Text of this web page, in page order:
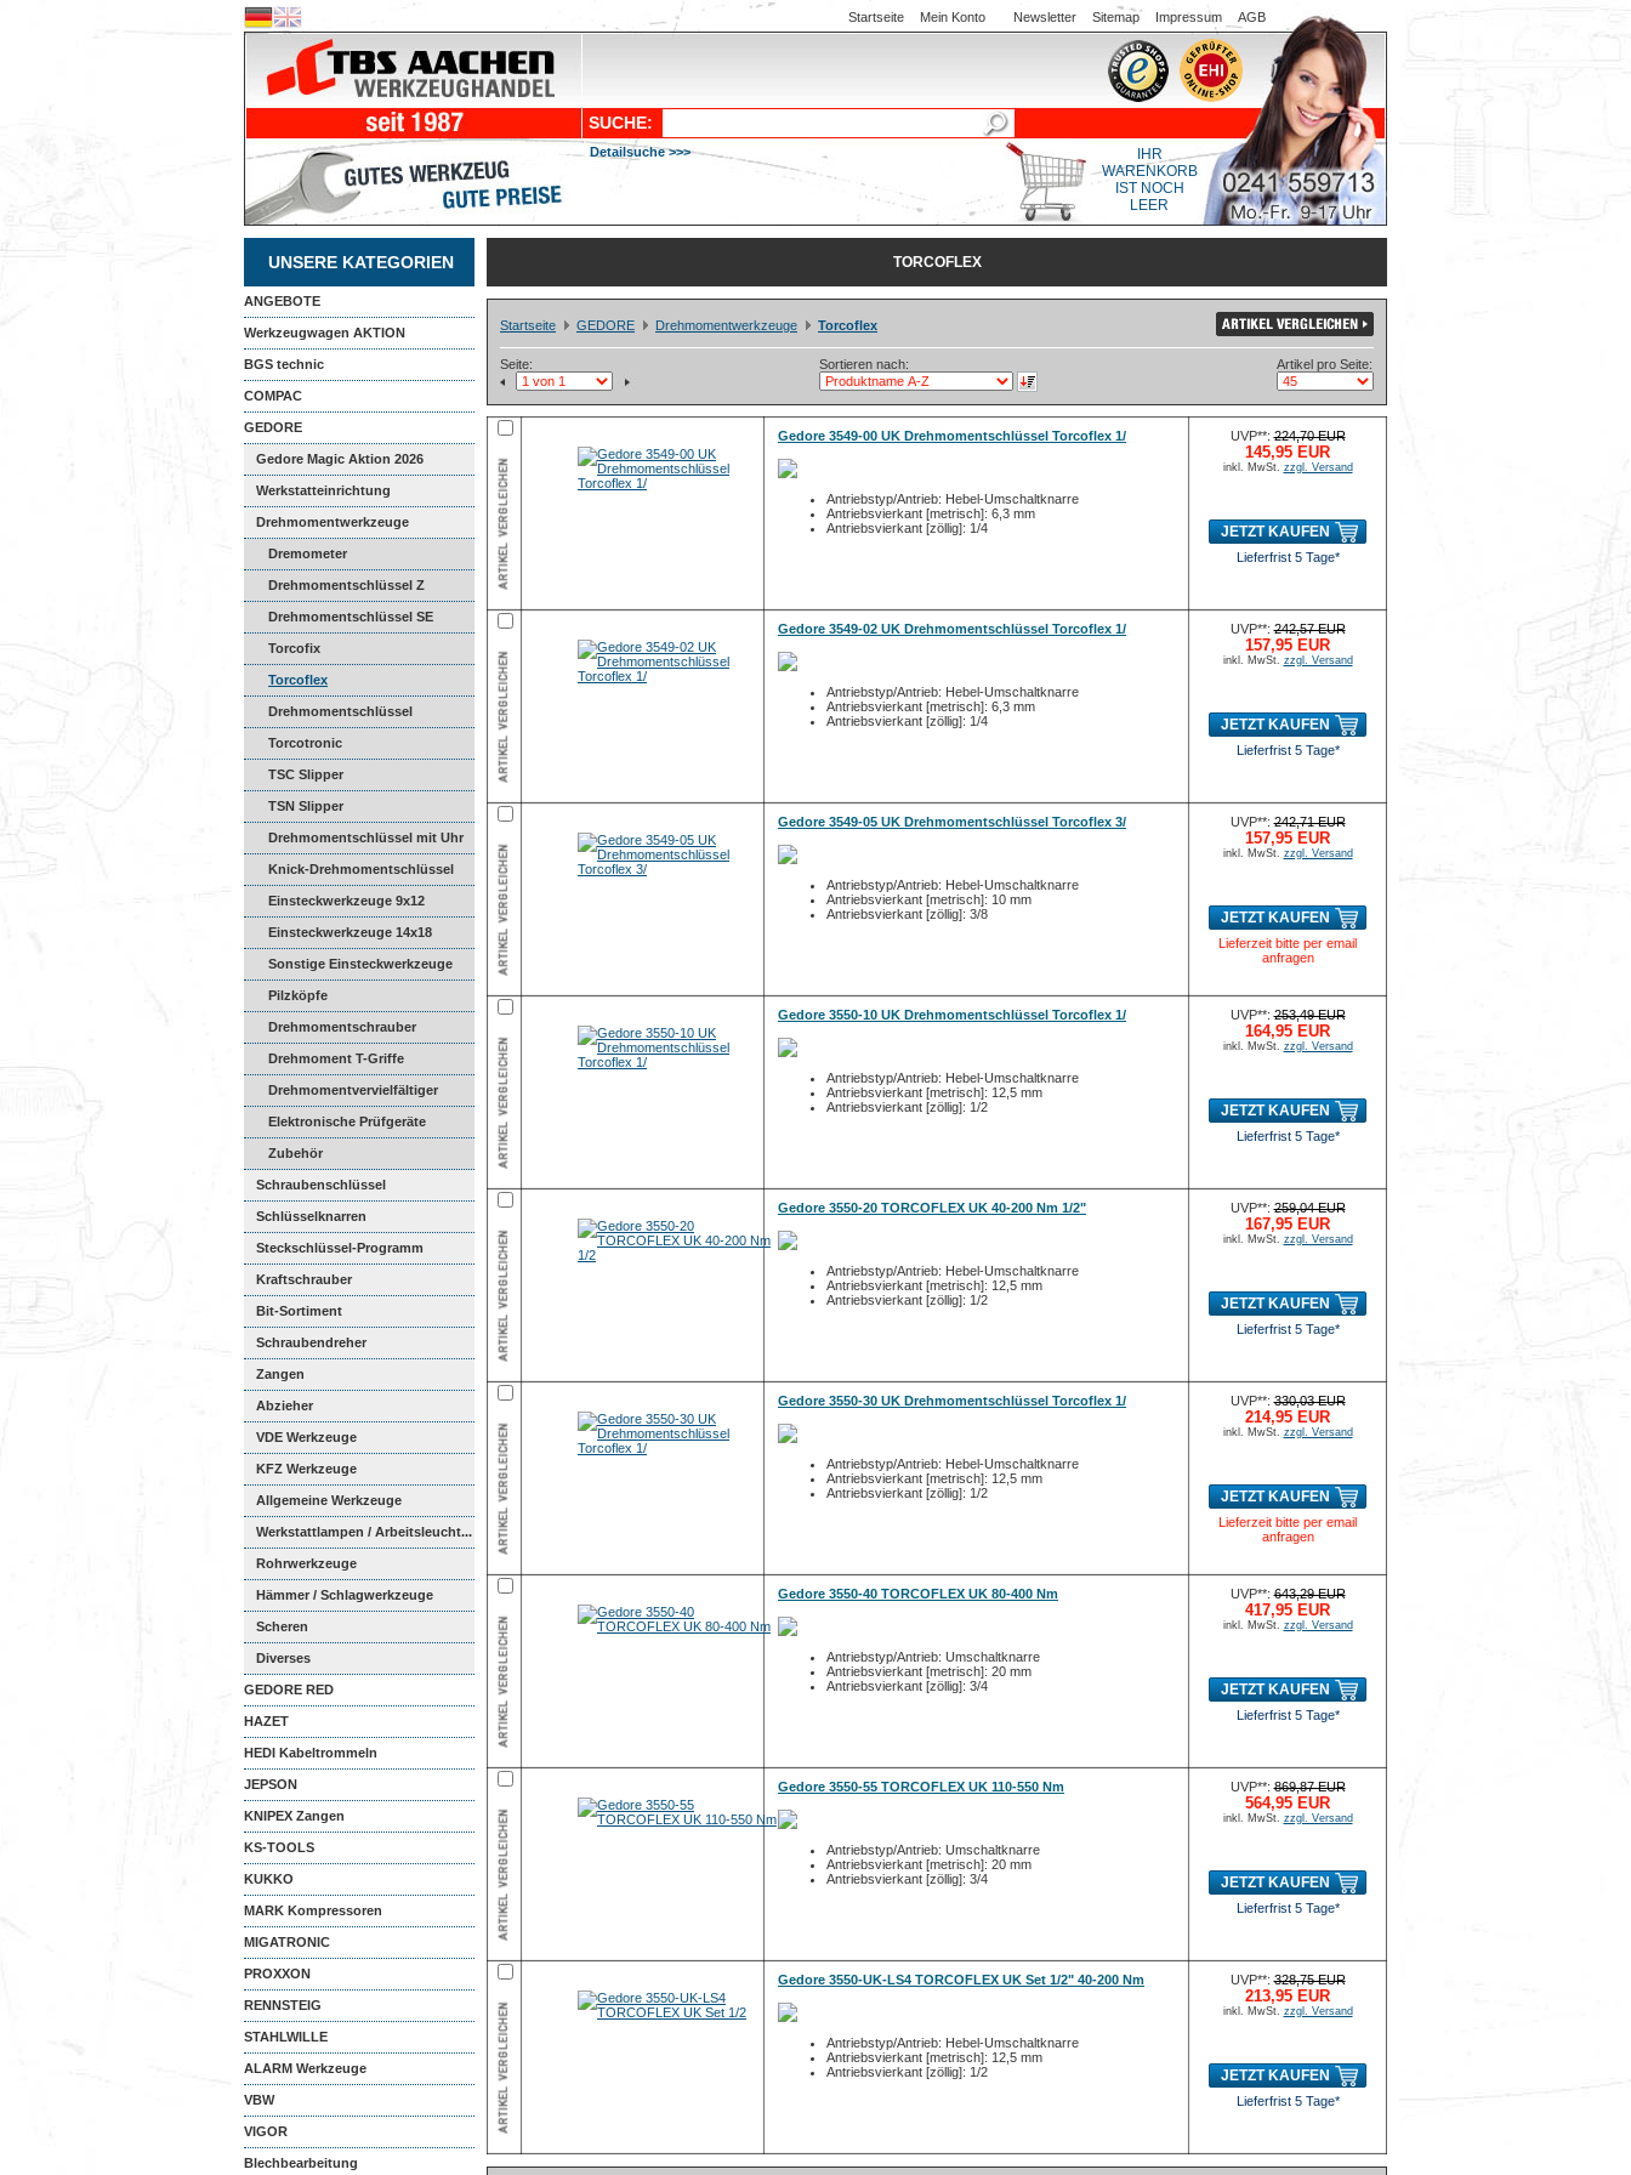
Startseite Mein Konto Newsletter Sitemap Impressum AGB
SUCHE:
Detailsuche >>>
IHR
WARENKORB
IST NOCH
LEER
UNSERE KATEGORIEN
ANGEBOTE
Werkzeugwagen AKTION
BGS technic
COMPAC
GEDORE
Gedore Magic Aktion 2026
Werkstatteinrichtung
Drehmomentwerkzeuge
Dremometer
Drehmomentschlüssel Z
Drehmomentschlüssel SE
Torcofix
Torcoflex
Drehmomentschlüssel
DREMASTER
Torcotronic
TSC Slipper
TSN Slipper
Drehmomentschlüssel mit Uhr
Knick-Drehmomentschlüssel
Einsteckwerkzeuge 9x12
Einsteckwerkzeuge 14x18
Sonstige Einsteckwerkzeuge
Pilzköpfe
Drehmomentschrauber
Drehmoment T-Griffe
Drehmomentvervielfältiger
Elektronische Prüfgeräte
Zubehör
Schraubenschlüssel
Schlüsselknarren
Steckschlüssel-Programm
Kraftschrauber
Bit-Sortiment
Schraubendreher
Zangen
Abzieher
VDE Werkzeuge
KFZ Werkzeuge
Allgemeine Werkzeuge
Werkstattlampen / Arbeitsleucht...
Rohrwerkzeuge
Hämmer / Schlagwerkzeuge
Scheren
Diverses
GEDORE RED
HAZET
HEDI Kabeltrommeln
JEPSON
KNIPEX Zangen
KS-TOOLS
KUKKO
MARK Kompressoren
MIGATRONIC
PROXXON
RENNSTEIG
STAHLWILLE
ALARM Werkzeuge
VBW
VIGOR
Blechbearbeitung
TORCOFLEX
Startseite GEDORE Drehmomentwerkzeuge Torcoflex
Seite: Sortieren nach: Artikel pro Seite:
Gedore 3549-00 UK Drehmomentschlüssel Torcoflex 1/
Antriebstyp/Antrieb: Hebel-Umschaltknarre
Antriebsvierkant [metrisch]: 6,3 mm
Antriebsvierkant [zöllig]: 1/4
UVP**:224,70 EUR
145,95 EUR
inkl. MwSt. zzgl. Versand
JETZT KAUFEN
Lieferfrist 5 Tage*
Gedore 3549-02 UK Drehmomentschlüssel Torcoflex 1/
Antriebstyp/Antrieb: Hebel-Umschaltknarre
Antriebsvierkant [metrisch]: 6,3 mm
Antriebsvierkant [zöllig]: 1/4
UVP**:242,57 EUR
157,95 EUR
inkl. MwSt. zzgl. Versand
JETZT KAUFEN
Lieferfrist 5 Tage*
Gedore 3549-05 UK Drehmomentschlüssel Torcoflex 3/
Antriebstyp/Antrieb: Hebel-Umschaltknarre
Antriebsvierkant [metrisch]: 10 mm
Antriebsvierkant [zöllig]: 3/8
UVP**:242,71 EUR
157,95 EUR
inkl. MwSt. zzgl. Versand
JETZT KAUFEN
Lieferzeit bitte per email
anfragen
Gedore 3550-10 UK Drehmomentschlüssel Torcoflex 1/
Antriebstyp/Antrieb: Hebel-Umschaltknarre
Antriebsvierkant [metrisch]: 12,5 mm
Antriebsvierkant [zöllig]: 1/2
UVP**:253,49 EUR
164,95 EUR
inkl. MwSt. zzgl. Versand
JETZT KAUFEN
Lieferfrist 5 Tage*
Gedore 3550-20 TORCOFLEX UK 40-200 Nm 1/2"
Antriebstyp/Antrieb: Hebel-Umschaltknarre
Antriebsvierkant [metrisch]: 12,5 mm
Antriebsvierkant [zöllig]: 1/2
UVP**:259,04 EUR
167,95 EUR
inkl. MwSt. zzgl. Versand
JETZT KAUFEN
Lieferfrist 5 Tage*
Gedore 3550-30 UK Drehmomentschlüssel Torcoflex 1/
Antriebstyp/Antrieb: Hebel-Umschaltknarre
Antriebsvierkant [metrisch]: 12,5 mm
Antriebsvierkant [zöllig]: 1/2
UVP**:330,03 EUR
214,95 EUR
inkl. MwSt. zzgl. Versand
JETZT KAUFEN
Lieferzeit bitte per email
anfragen
Gedore 3550-40 TORCOFLEX UK 80-400 Nm
Antriebstyp/Antrieb: Umschaltknarre
Antriebsvierkant [metrisch]: 20 mm
Antriebsvierkant [zöllig]: 3/4
UVP**:643,29 EUR
417,95 EUR
inkl. MwSt. zzgl. Versand
JETZT KAUFEN
Lieferfrist 5 Tage*
Gedore 3550-55 TORCOFLEX UK 110-550 Nm
Antriebstyp/Antrieb: Umschaltknarre
Antriebsvierkant [metrisch]: 20 mm
Antriebsvierkant [zöllig]: 3/4
UVP**:869,87 EUR
564,95 EUR
inkl. MwSt. zzgl. Versand
JETZT KAUFEN
Lieferfrist 5 Tage*
Gedore 3550-UK-LS4 TORCOFLEX UK Set 1/2" 40-200 Nm
Antriebstyp/Antrieb: Hebel-Umschaltknarre
Antriebsvierkant [metrisch]: 12,5 mm
Antriebsvierkant [zöllig]: 1/2
UVP**:328,75 EUR
213,95 EUR
inkl. MwSt. zzgl. Versand
JETZT KAUFEN
Lieferfrist 5 Tage*